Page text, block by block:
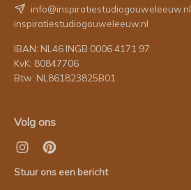
info@inspiratiestudiogouweleeuw.nl
inspiratiestudiogouweleeuw.nl
IBAN: NL46 INGB 0006 4171 97
KvK: 80847706
Btw: NL861823825B01
Volg ons
Stuur ons een bericht